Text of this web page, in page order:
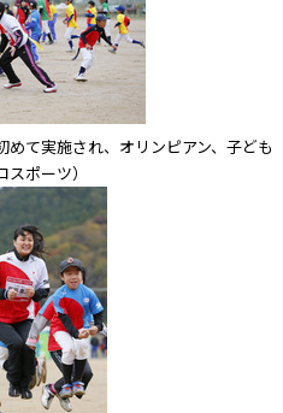
て実施され、オリンピアン、子ども
ポーツ）